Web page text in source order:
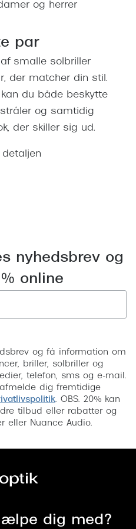
og herrer
par
smalle solbriller
der matcher din stil.
du både beskytte
og samtidig
der skiller sig ud.
nyhedsbrev og
online
og få information om
briller, solbriller og
telefon, sms og e-mail.
dig fremtidige
. OBS. 20% kan
tilbud eller rabatter og
eller Nuance Audio.
dig med?